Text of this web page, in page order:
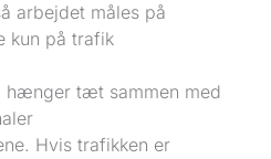
arbejdet måles på
kun på trafik
hænger tæt sammen med
Hvis trafikken er